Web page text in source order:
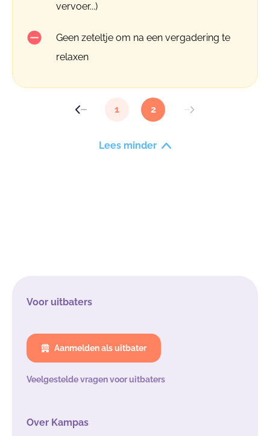
vervoer...)
Geen zeteltje om na een vergadering te
relaxen
1 2
Lees minder
Voor uitbaters
Aanmelden als uitbater
Veelgestelde vragen voor uitbaters
Over Kampas